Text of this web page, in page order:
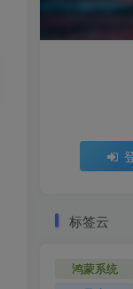
标签云
鸿蒙系统